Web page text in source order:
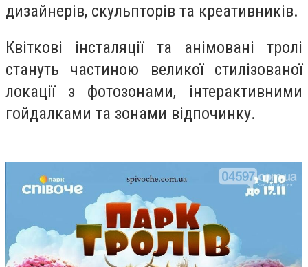
дизайнерів, скульпторів та креативників.
Квіткові інсталяції та анімовані тролі
стануть частиною великої стилізованої
локації з фотозонами, інтерактивними
гойдалками та зонами відпочинку.